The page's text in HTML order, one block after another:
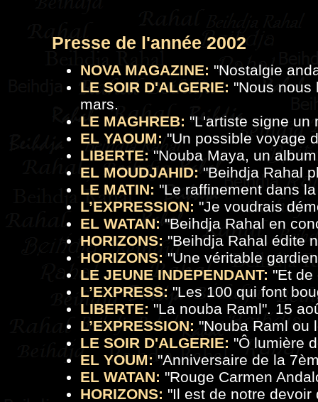
Presse de l'année 2002
NOVA MAGAZINE: "Nostalgie
LE SOIR D'ALGERIE: "Nous nous
mars.
LE MAGHREB: "L'artiste signe un
EL YAOUM: "Un possible voyage
LIBERTE: "Nouba Maya, un
EL MOUDJAHID: "Beihdja Rahal
LE MATIN: "Le raffinement dans
L’EXPRESSION: "Je voudrais
EL WATAN: "Beihdja Rahal en
HORIZONS: "Beihdja Rahal édite
HORIZONS: "Une véritable
LE JEUNE INDEPENDANT: "Et de
L’EXPRESS: "Les 100 qui font
LIBERTE: "La nouba Raml". 15
L’EXPRESSION: "Nouba Raml ou
LE SOIR D'ALGERIE: "Ô lumière
EL YOUM: "Anniversaire de la
EL WATAN: "Rouge Carmen
HORIZONS: "Il est de notre